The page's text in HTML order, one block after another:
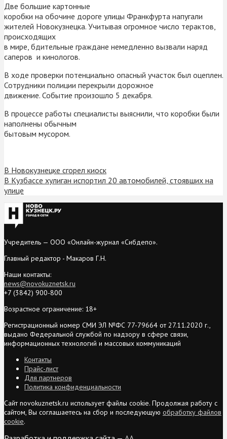
Две большие картонные
коробки на обочине дороге улицы Франкфурта напугали
жителей Новокузнецка. Учитывая огромное число терактов,
происходящих
в мире, бдительные граждане немедленно вызвали наряд
саперов и кинологов.
В ходе проверки потенциально опасный участок был оцеплен.
Сотрудники полиции перекрыли дорожное
движение. Событие произошло 5 декабря.
В процессе работы специалисты выяснили, что коробки были
наполнены обычным
бытовым мусором.
В Новокузнецке сгорел киоск
В Кузбассе хулиган испортил 20 автомобилей, стоявших на
улице
Учредитель — ООО «Онлайн-журнал «Сибдепо».
Главный редактор - Макаров Г.Н.
Наши контакты:
news@novokuznetsk.ru
+7 (3842) 900-800
Возрастное ограничение: 18+
Регистрационный номер СМИ ЭЛ №ФС 77-79664 от 27.11.2020 г.,
выдано Федеральной службой по надзору в сфере связи,
информационных технологий и массовых коммуникаций
Контакты
Прайс-лист
Для партнеров
Политика конфиденциальности
Сайт novokuznetsk.ru использует файлы cookie. Продолжая работу с
сайтом, Вы соглашаетесь на сбор и последующую обработку файлов
cookie.